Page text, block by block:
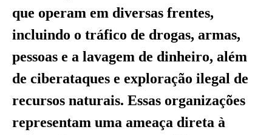
que operam em diversas frentes,
incluindo o tráfico de drogas, armas,
pessoas e a lavagem de dinheiro, além
de ciberataques e exploração ilegal de
recursos naturais. Essas organizações
representam uma ameaça direta à